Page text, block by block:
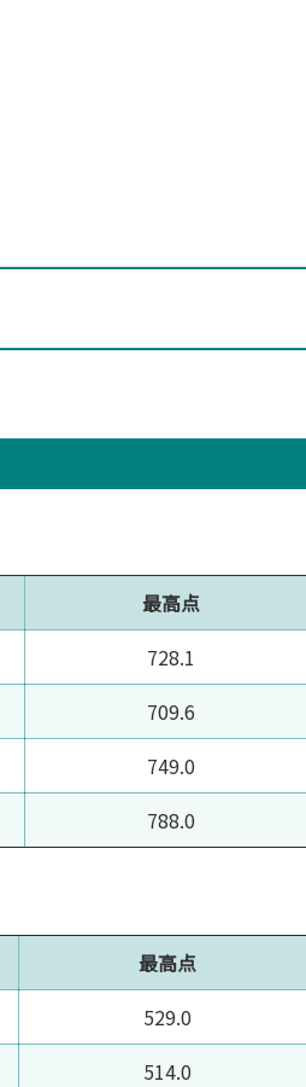
最高点
728.1
709.6
749.0
788.0
最高点
529.0
514.0